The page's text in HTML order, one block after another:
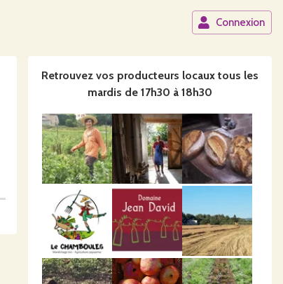
Connexion
Retrouvez vos producteurs locaux tous les
mardis de 17h30 à 18h30